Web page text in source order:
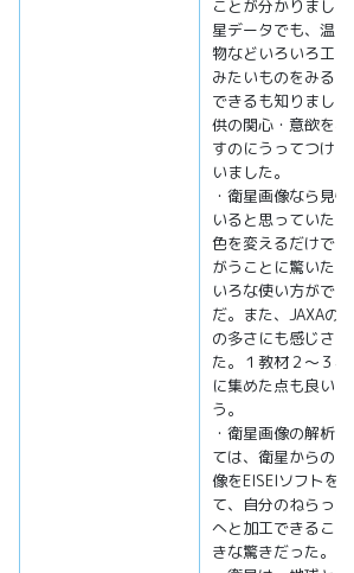
ことが分かりまし
星データでも、温
物などいろいろ工
みたいものをみる
できるも知りまし
供の関心・意欲を
すのにうってつけ
いました。
・衛星画像なら見
いると思っていた
色を変えるだけで
がうことに驚いた
いろな使い方がで
だ。また、JAXAの
の多さにも感じさ
た。１教材２～３
に集めた点も良い
う。
・衛星画像の解析
ては、衛星からの
像をEISEIソフトを
て、自分のねらっ
へと加工できるこ
きな驚きだった。